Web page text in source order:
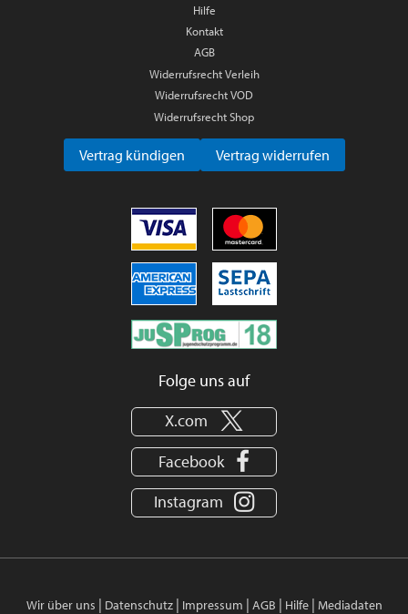
Hilfe
Kontakt
AGB
Widerrufsrecht Verleih
Widerrufsrecht VOD
Widerrufsrecht Shop
Vertrag kündigen Vertrag widerrufen
Folge uns auf
X.com
Facebook
Instagram
Wir über uns | Datenschutz| Impressum | AGB | Hilfe| Mediadaten